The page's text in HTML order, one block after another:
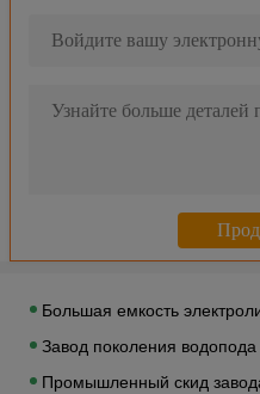
Завод воздушной
Большая емкость
Завод поколения
Промышленный скид